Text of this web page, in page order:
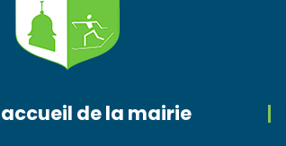
de la mairie